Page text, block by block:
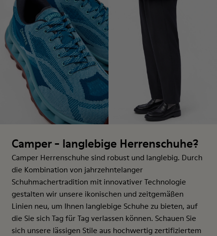
Camper - langlebige Herrenschuhe?
Camper Herrenschuhe sind robust und langlebig. Durch
die Kombination von jahrzehntelanger
Schuhmachertradition mit innovativer Technologie
gestalten wir unsere ikonischen und zeitgemäßen
Linien neu, um Ihnen langlebige Schuhe zu bieten, auf
die Sie sich Tag für Tag verlassen können. Schauen Sie
sich unsere lässigen Stile aus hochwertig zertifiziertem